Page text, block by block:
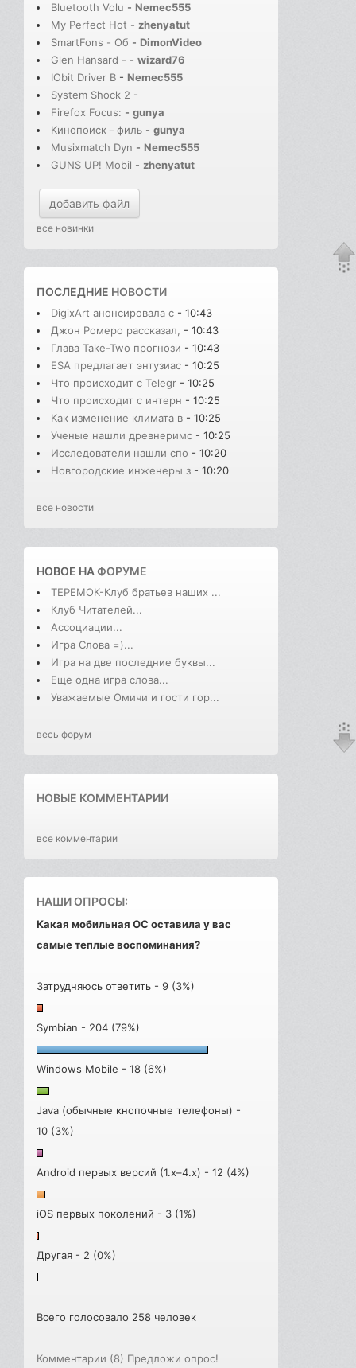
Bluetooth Volu - Nemec555
My Perfect Hot - zhenyatut
SmartFons - Об - DimonVideo
Glen Hansard - - wizard76
IObit Driver B - Nemec555
System Shock 2 -
Firefox Focus: - gunya
Кинопоиск－филь - gunya
Musixmatch Dyn - Nemec555
GUNS UP! Mobil - zhenyatut
добавить файл
все новинки
ПОСЛЕДНИЕ НОВОСТИ
DigixArt анонсировала с - 10:43
Джон Ромеро рассказал, - 10:43
Глава Take-Two прогнози - 10:43
ESA предлагает энтузиас - 10:25
Что происходит с Telegr - 10:25
Что происходит с интерн - 10:25
Как изменение климата в - 10:25
Ученые нашли древнеримс - 10:25
Исследователи нашли спо - 10:20
Новгородские инженеры з - 10:20
все новости
НОВОЕ НАФОРУМЕ
ТЕРЕМОК-Клуб братьев наших ...
Клуб Читателей...
Ассоциации...
Игра Слова =)...
Игра на две последние буквы...
Еще одна игра слова...
Уважаемые Омичи и гости гор...
весь форум
НОВЫЕ КОММЕНТАРИИ
все комментарии
НАШИ ОПРОСЫ:
Какая мобильная ОС оставила у вас
самые теплые воспоминания?
Затрудняюсь ответить - 9 (3%)
Symbian - 204 (79%)
Windows Mobile - 18 (6%)
Java (обычные кнопочные телефоны) -
10 (3%)
Android первых версий (1.x–4.x) - 12 (4%)
iOS первых поколений - 3 (1%)
Другая - 2 (0%)
Всего голосовало 258 человек
Комментарии (8) Предложи опрос!